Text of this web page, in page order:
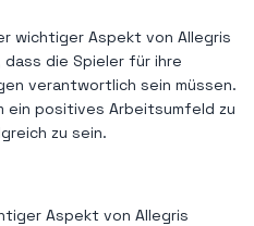
wichtiger Aspekt von Allegris
die Spieler für ihre
verantwortlich sein müssen.
ein positives Arbeitsumfeld zu
zu sein.
Aspekt von Allegris